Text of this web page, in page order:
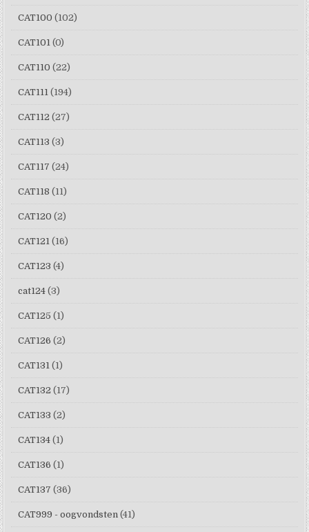
CAT100 (102)
CAT101 (0)
CAT110 (22)
CAT111 (194)
CAT112 (27)
CAT113 (3)
CAT117 (24)
CAT118 (11)
CAT120 (2)
CAT121 (16)
CAT123 (4)
cat124 (3)
CAT125 (1)
CAT126 (2)
CAT131 (1)
CAT132 (17)
CAT133 (2)
CAT134 (1)
CAT136 (1)
CAT137 (36)
CAT999 - oogvondsten (41)